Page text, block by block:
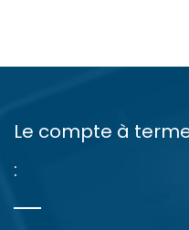
Le compte à
: